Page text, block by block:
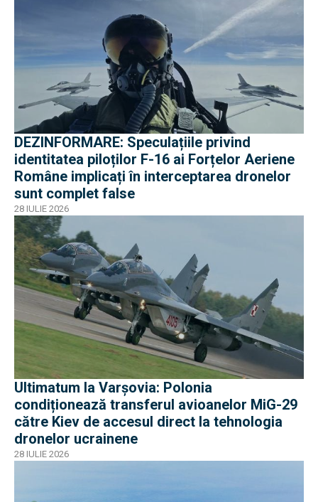
DEZINFORMARE: Speculațiile privind
identitatea piloților F-16 ai Forțelor Aeriene
Române implicați în interceptarea dronelor
sunt complet false
28 IULIE 2026
Ultimatum la Varșovia: Polonia
condiționează transferul avioanelor MiG-29
către Kiev de accesul direct la tehnologia
dronelor ucrainene
28 IULIE 2026